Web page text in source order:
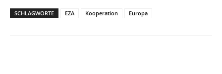
SCHLAGWORTE EZA Kooperation Europa